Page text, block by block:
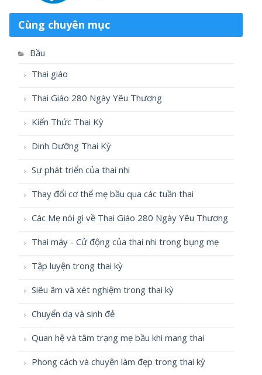
Cùng chuyên mục
Bầu
Thai giáo
Thai Giáo 280 Ngày Yêu Thương
Kiến Thức Thai Kỳ
Dinh Dưỡng Thai Kỳ
Sự phát triển của thai nhi
Thay đổi cơ thể mẹ bầu qua các tuần thai
Các Mẹ nói gì về Thai Giáo 280 Ngày Yêu Thương
Thai máy - Cử động của thai nhi trong bụng mẹ
Tập luyện trong thai kỳ
Siêu âm và xét nghiệm trong thai kỳ
Chuyển dạ và sinh đẻ
Quan hệ và tâm trạng mẹ bầu khi mang thai
Phong cách và chuyện làm đẹp trong thai kỳ